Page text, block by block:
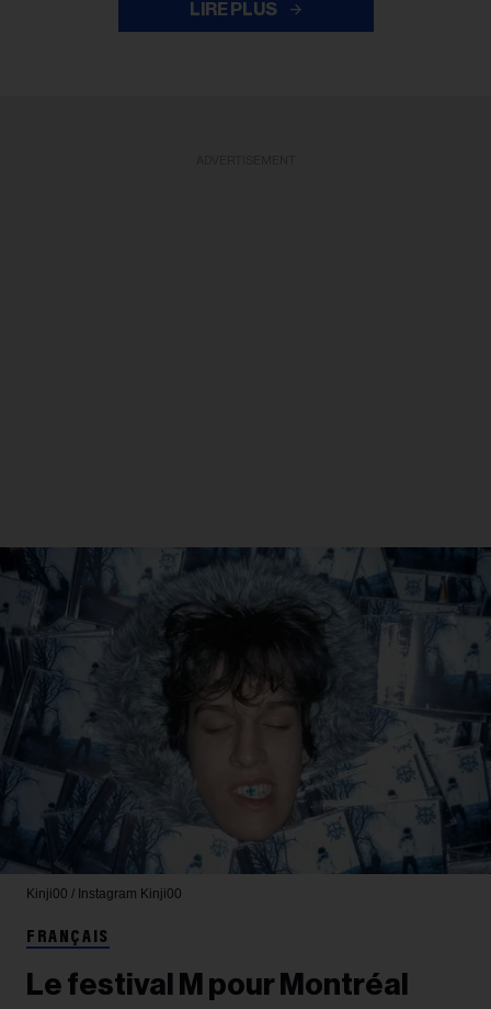
LIRE PLUS
Kinji00 / Instagram Kinji00
FRANÇAIS
Le festival M pour Montréal